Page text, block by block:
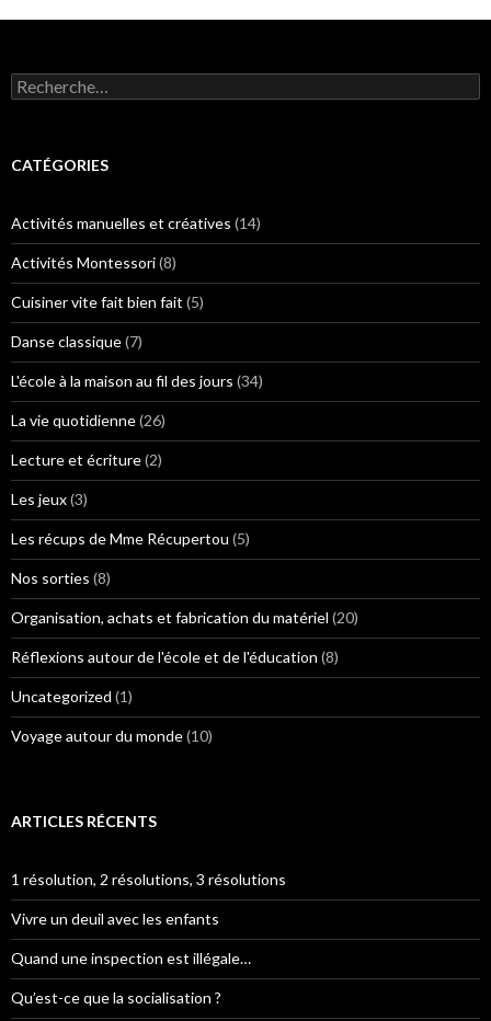
R
e
e
h
e
r
:
CATÉGORIES
Activités manuelles et créatives (14)
Activités Montessori(8)
Cuisiner vite fait bien fait (5)
Danse classique(7)
L'école à la maison au fil des jours (34)
La vie quotidienne(26)
Lecture et écriture(2)
Les jeux(3)
Les récups de Mme Récupertou (5)
Nos sorties (8)
Organisation, achats et fabrication du matériel (20)
Réflexions autour de l'école et de l'éducation (8)
Uncategorized (1)
Voyage autour du monde(10)
ARTICLES RÉCENTS
1 résolution, 2 résolutions, 3 résolutions
Vivre un deuil avec les enfants
Quand une inspection est illégale…
Qu’est-ce que la socialisation ?